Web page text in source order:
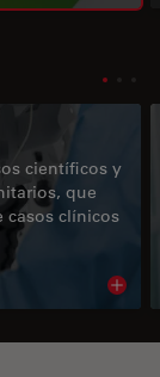
científicos y
que
casos clínicos